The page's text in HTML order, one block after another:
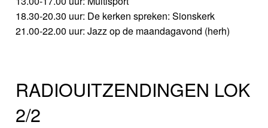
18.30-20.30 uur: De kerken spreken: Sionskerk
21.00-22.00 uur: Jazz op de maandagavond (herh)
RADIOUITZENDINGEN LOK
2/2